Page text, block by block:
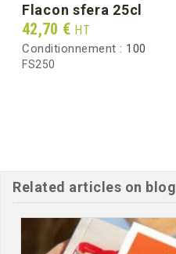
flacon sfera 25cl
Prix
42,70 € HT
Conditionnement : 100
FS250
Related articles on blog